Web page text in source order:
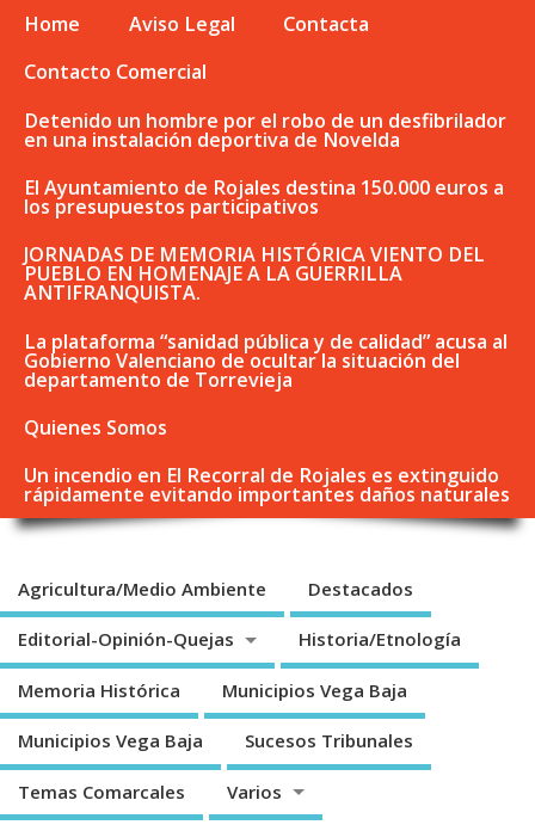
Home Aviso Legal
Contacta
Contacto Comercial
Detenido un hombre por el robo de un desfibrilador
en una instalación deportiva de Novelda
El Ayuntamiento de Rojales destina 150.000 euros a
los presupuestos participativos
JORNADAS DE MEMORIA HISTÓRICA VIENTO DEL
PUEBLO EN HOMENAJE A LA GUERRILLA
ANTIFRANQUISTA.
La plataforma “sanidad pública y de calidad” acusa al
Gobierno Valenciano de ocultar la situación del
departamento de Torrevieja
Quienes Somos
Un incendio en El Recorral de Rojales es extinguido
rápidamente evitando importantes daños naturales
Agricultura/Medio Ambiente Destacados
Editorial-Opinión-Quejas Historia/Etnología
Memoria Histórica Municipios Vega Baja
Municipios Vega Baja Sucesos Tribunales
Temas Comarcales Varios